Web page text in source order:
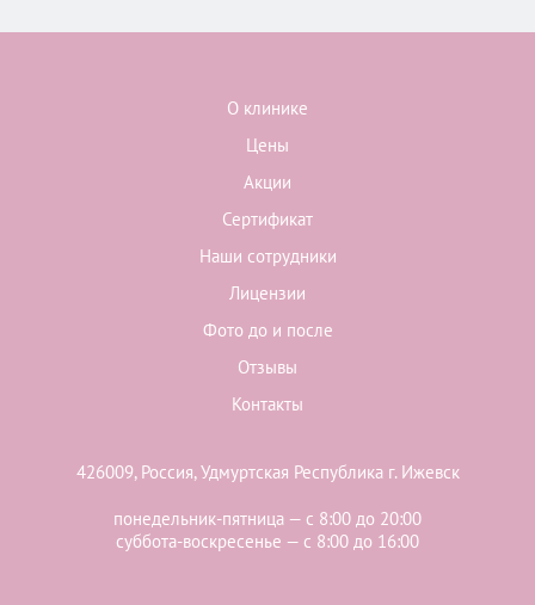
О клинике
Цены
Акции
Сертификат
Наши сотрудники
Лицензии
Фото до и после
Отзывы
Контакты
426009, Россия, Удмуртская Республика г. Ижевск
понедельник-пятница — с 8:00 до 20:00
суббота-воскресенье — с 8:00 до 16:00